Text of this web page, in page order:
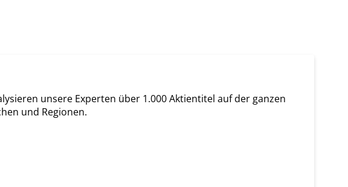
unsere Experten über 1.000 Aktientitel auf der ganzen
und Regionen.